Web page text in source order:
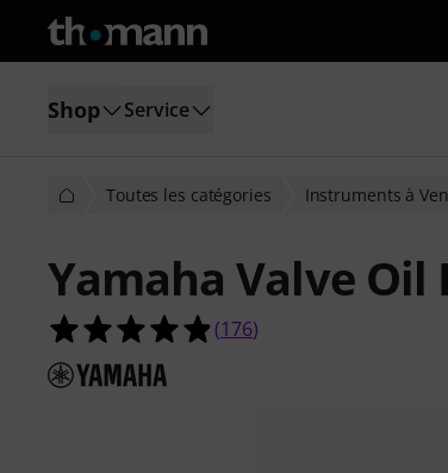
Shop Service
Toutes les catégories Instruments à
Yamaha Valve Oil
4.9 étoiles sur 5 d'après
(176)